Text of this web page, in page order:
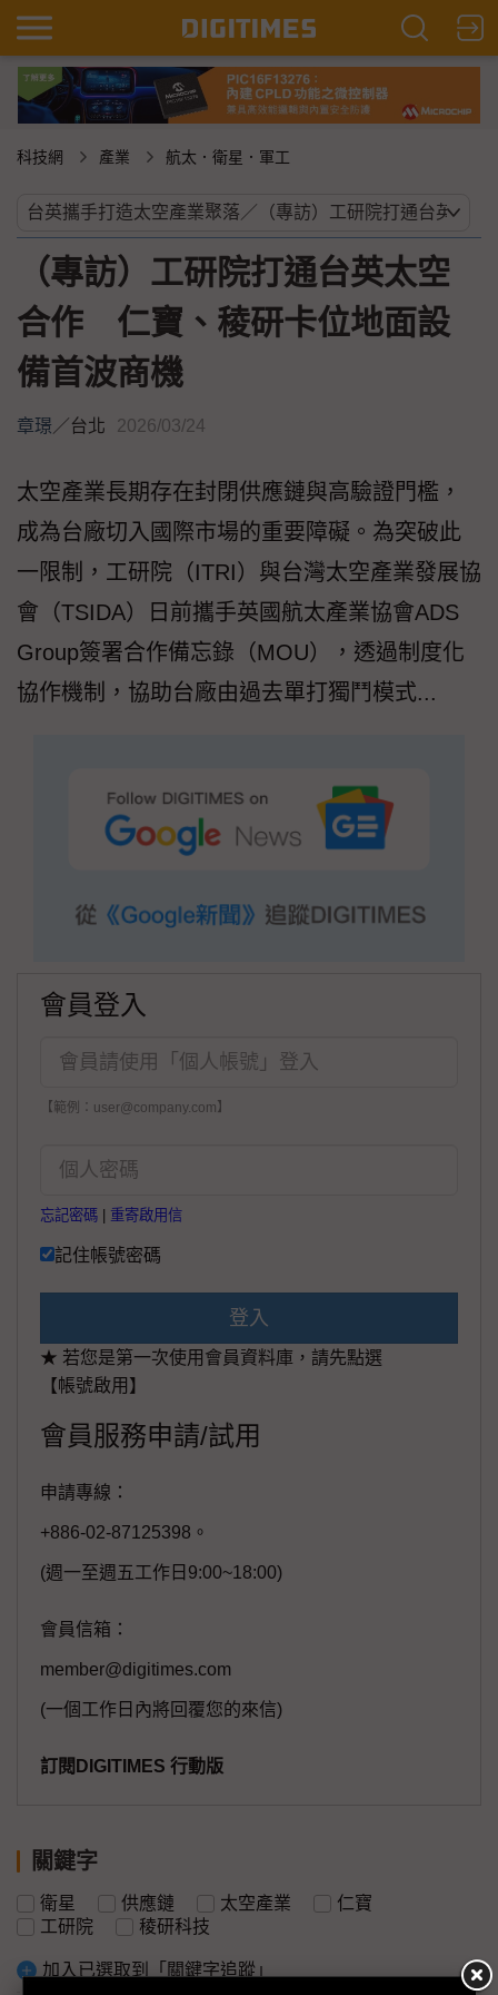
科技網 產業 航太．衛星．軍工
（專訪）工研院打通台英太空
合作 仁寶、稜研卡位地面設
備首波商機
章璟／台北 2026/03/24
太空產業長期存在封閉供應鏈與高驗證門檻，
成為台廠切入國際市場的重要障礙。為突破此
一限制，工研院（ITRI）與台灣太空產業發展協
會（TSIDA）日前攜手英國航太產業協會ADS
Group簽署合作備忘錄（MOU），透過制度化
協作機制，協助台廠由過去單打獨鬥模式...
會員登入
【範例：user@company.com】
忘記密碼 重寄啟用信
記住帳號密碼
登入
★ 若您是第一次使用會員資料庫，請先點選
【帳號啟用】
會員服務申請/試用
申請專線：
+886-02-87125398。
(週一至週五工作日9:00~18:00)
會員信箱：
member@digitimes.com
(一個工作日內將回覆您的來信)
訂閱DIGITIMES 行動版
關鍵字
衛星 供應鏈 太空產業
仁寶
工研院
稜研科技
加入已選取到「關鍵字追蹤」